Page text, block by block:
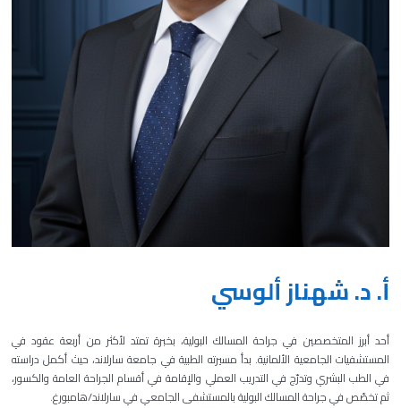
أ. د. شهناز ألوسي
أحد أبرز المتخصصين في جراحة المسالك البولية، بخبرة تمتد لأكثر من أربعة عقود في
المستشفيات الجامعية الألمانية. بدأ مسيرته الطبية في جامعة سارلاند، حيث أكمل دراسته
في الطب البشري وتدرّج في التدريب العملي والإقامة في أقسام الجراحة العامة والكسور،
ثم تخصّص في جراحة المسالك البولية بالمستشفى الجامعي في سارلاند/هامبورغ.